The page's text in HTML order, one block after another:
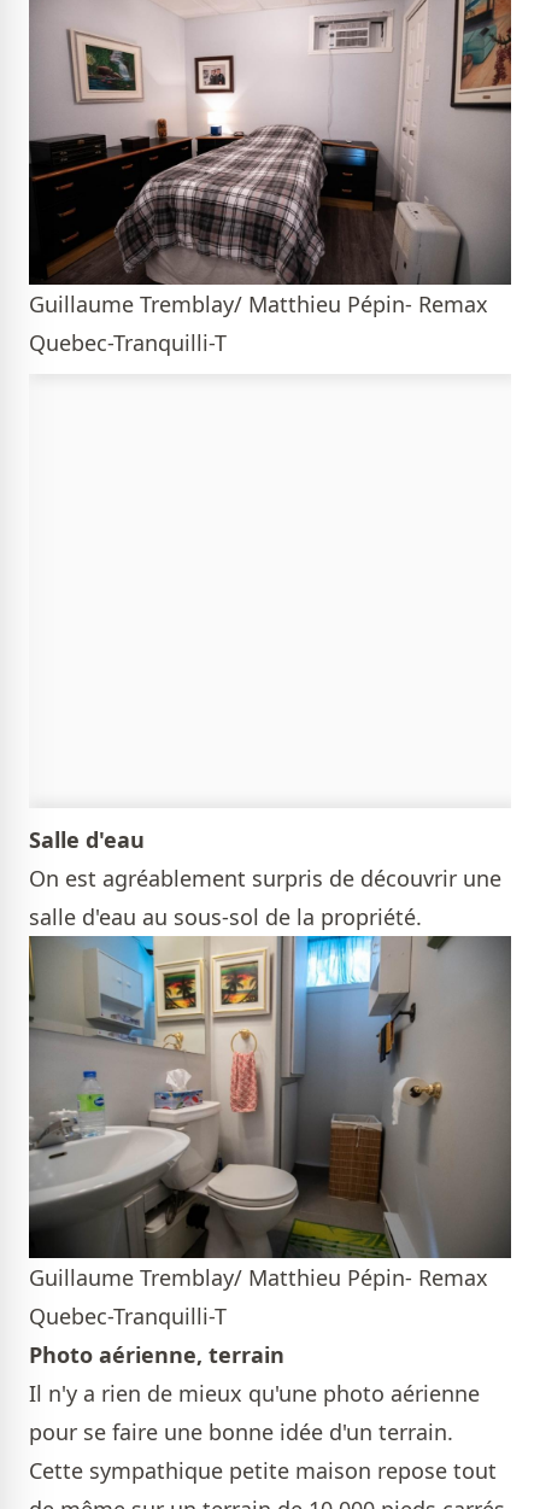
Guillaume Tremblay/ Matthieu Pépin- Remax
Quebec-Tranquilli-T
Salle d'eau
On est agréablement surpris de découvrir une
salle d'eau au sous-sol de la propriété.
Guillaume Tremblay/ Matthieu Pépin- Remax
Quebec-Tranquilli-T
Photo aérienne, terrain
Il n'y a rien de mieux qu'une photo aérienne
pour se faire une bonne idée d'un terrain.
Cette sympathique petite maison repose tout